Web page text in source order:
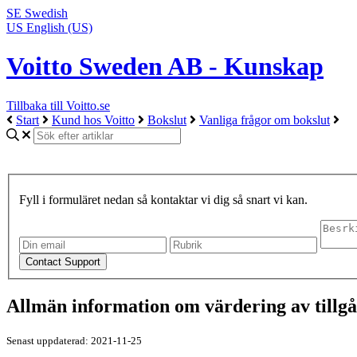
SE Swedish
US English (US)
Voitto Sweden AB - Kunskap
Tillbaka till Voitto.se
Start
Kund hos Voitto Bokslut Vanliga frågor om bokslut
Fyll i formuläret nedan så kontaktar vi dig så snart vi kan.
Allmän information om värdering av
Senast uppdaterad: 2021-11-25